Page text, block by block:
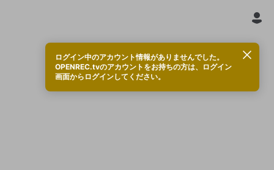
ログイン中のアカウント情報がありませんでした。
OPENREC.tvのアカウントをお持ちの方は、ログイン
画面からログインしてください。